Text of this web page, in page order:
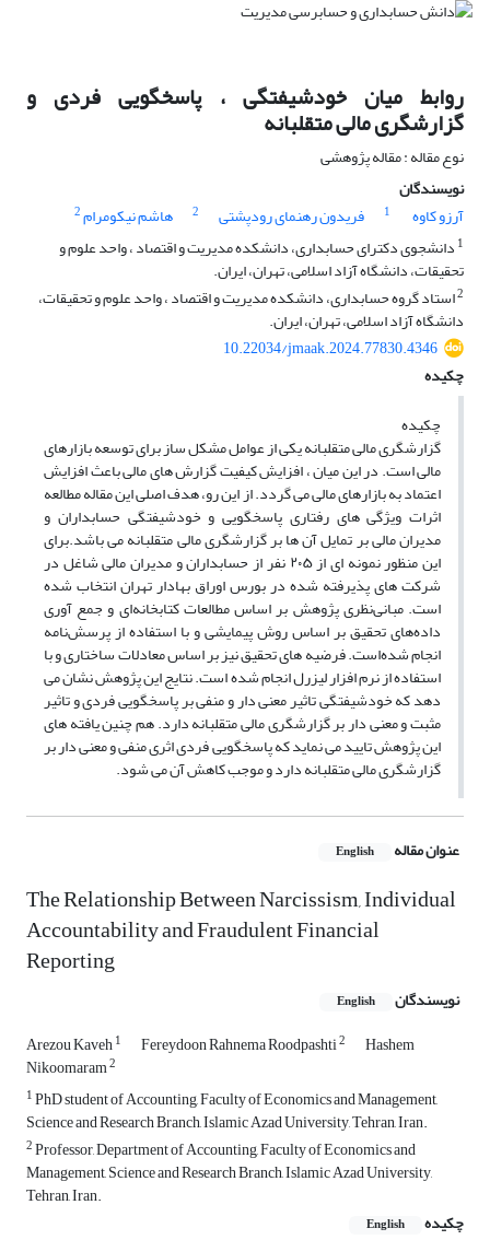
روابط میان خودشیفتگی ، پاسخگویی فردی و
گزارشگری مالی متقلبانه
نوع مقاله : مقاله پژوهشی
نویسندگان
آرزو کاوه
1 فریدون رهنمای رودپشتی 2 هاشم نیکومرام2
1 دانشجوی دکترای حسابداری، دانشکده مدیریت و اقتصاد ، واحد علوم و
تحقیقات، دانشگاه آزاد اسلامی، تهران، ایران.
2استاد گروه حسابداری، دانشکده مدیریت و اقتصاد ، واحد علوم و تحقیقات،
دانشگاه آزاد اسلامی، تهران، ایران.
10.22034/jmaak.2024.77830.4346
چکیده
چکیده
گزارشگری مالی متقلبانه یکی از عوامل مشکل ساز برای توسعه بازارهای
مالی است. در این میان ، افزایش کیفیت گزارش های مالی باعث افزایش
اعتماد به بازارهای مالی می گردد. از این رو، هدف اصلی این مقاله مطالعه
اثرات ویژگی های رفتاری پاسخگویی و خودشیفتگی حسابداران و
مدیران مالی بر تمایل آن ها بر گزارشگری مالی متقلبانه می باشد.برای
این منظور نمونه ای از ۲۰۵ نفر از حسابداران و مدیران مالی شاغل در
شرکت های پذیرفته شده در بورس اوراق بهادار تهران انتخاب شده
است. مبانی‌نظری پژوهش بر اساس مطالعات کتابخانه‌ای و جمع آوری
داده‌های تحقیق بر اساس روش پیمایشی و با استفاده از پرسش‌نامه
انجام شده‌است. فرضیه های تحقیق نیز بر اساس معادلات ساختاری و با
استفاده از نرم افزار لیزرل انجام شده است. نتایج این پژوهش نشان می
دهد که خودشیفتگی تاثیر معنی دار و منفی بر پاسخگویی فردی و تاثیر
مثبت و معنی دار بر گزارشگری مالی متقلبانه دارد. هم چنین یافته های
این پژوهش تایید می نماید که پاسخگویی فردی اثری منفی و معنی دار بر
گزارشگری مالی متقلبانه دارد و موجب کاهش آن می شود.
عنوان مقاله English
The Relationship Between Narcissism, Individual
Accountability and Fraudulent Financial
Reporting
نویسندگان English
Arezou Kaveh1 Fereydoon Rahnema Roodpashti2 Hashem
Nikoomaram2
1PhD student of Accounting, Faculty of Economics and Management,
Science and Research Branch, Islamic Azad University, Tehran, Iran.
2Professor, Department of Accounting, Faculty of Economics and
Management, Science and Research Branch, Islamic Azad University,
Tehran, Iran.
چکیده
English